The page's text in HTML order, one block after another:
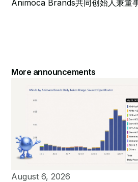
Animoca Brands共同创始人兼董
More announcements
August 6, 2026